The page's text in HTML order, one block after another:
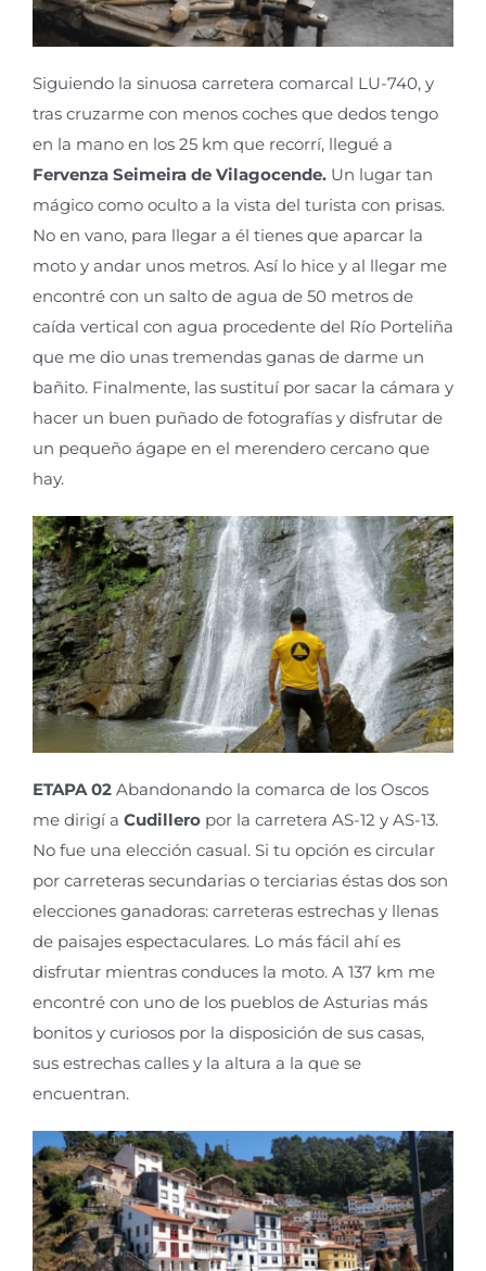
Siguiendo la sinuosa carretera comarcal LU-740, y
tras cruzarme con menos coches que dedos tengo
en la mano en los 25 km que recorrí, llegué a
Fervenza Seimeira de Vilagocende. Un lugar tan
mágico como oculto a la vista del turista con prisas.
No en vano, para llegar a él tienes que aparcar la
moto y andar unos metros. Así lo hice y al llegar me
encontré con un salto de agua de 50 metros de
caída vertical con agua procedente del Río Porteliña
que me dio unas tremendas ganas de darme un
bañito. Finalmente, las sustituí por sacar la cámara y
hacer un buen puñado de fotografías y disfrutar de
un pequeño ágape en el merendero cercano que
hay.
ETAPA 02 Abandonando la comarca de los Oscos
me dirigí a Cudillero por la carretera AS-12 y AS-13.
No fue una elección casual. Si tu opción es circular
por carreteras secundarias o terciarias éstas dos son
elecciones ganadoras: carreteras estrechas y llenas
de paisajes espectaculares. Lo más fácil ahí es
disfrutar mientras conduces la moto. A 137 km me
encontré con uno de los pueblos de Asturias más
bonitos y curiosos por la disposición de sus casas,
sus estrechas calles y la altura a la que se
encuentran.